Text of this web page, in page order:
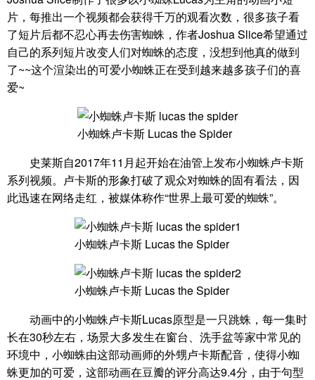
片，每推出一个视频都会获得千万的观看次数，很多孩子看
了短片后都不忍心再去伤害蜘蛛，作者Joshua Slice希望通过
自己的系列短片改变人们对蜘蛛的态度，没想到他真的做到
了~~这个渲染出的可爱小蜘蛛正在受到越来越多孩子们的喜
爱~
小蜘蛛卢卡斯 Lucas the Spider
史莱斯自2017年11月起开始在油管上发布小蜘蛛卢卡斯
系列视频。卢卡斯的形象打破了观众对蜘蛛的固有看法，因
此迅速在网络走红，被媒体称作“世界上最可爱的蜘蛛”。
小蜘蛛卢卡斯 Lucas the Spider
小蜘蛛卢卡斯 Lucas the Spider
动画中的小蜘蛛卢卡斯Lucas原型是一只跳蛛，每一集时
长在30秒左右，场景大多发生在窗台、洗手盆等家中常见的
环境中，小蜘蛛由这部动画师的外甥卢卡斯配音，使得小蜘
蛛更加的可爱，这部动画在豆瓣的评分高达9.4分，由于句型